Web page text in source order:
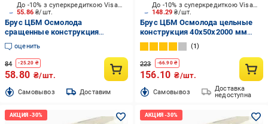
55.86₴/шт.
До -10% з суперкредиткою Visa Вигода
Брус ЦБМ Осмолода
сращенные конструкция
20х30х2500 мм карпатская ель
оценить
84 -25.20 ₴
58.80 ₴/шт.
Cамовывоз Доставим
148.29₴/шт.
До -10% з суперкредиткою Visa Вигода
Брус ЦБМ Осмолода цельные
конструкция 40х50х2000 мм
карпатская ель
1
223 -66.90₴
156.10 ₴/шт.
Cамовывоз
Доставка
недоступна